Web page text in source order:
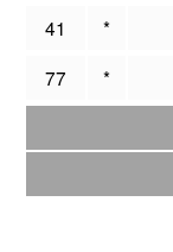
41
*
77
*